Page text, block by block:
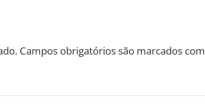
Campos obrigatórios são marcados com